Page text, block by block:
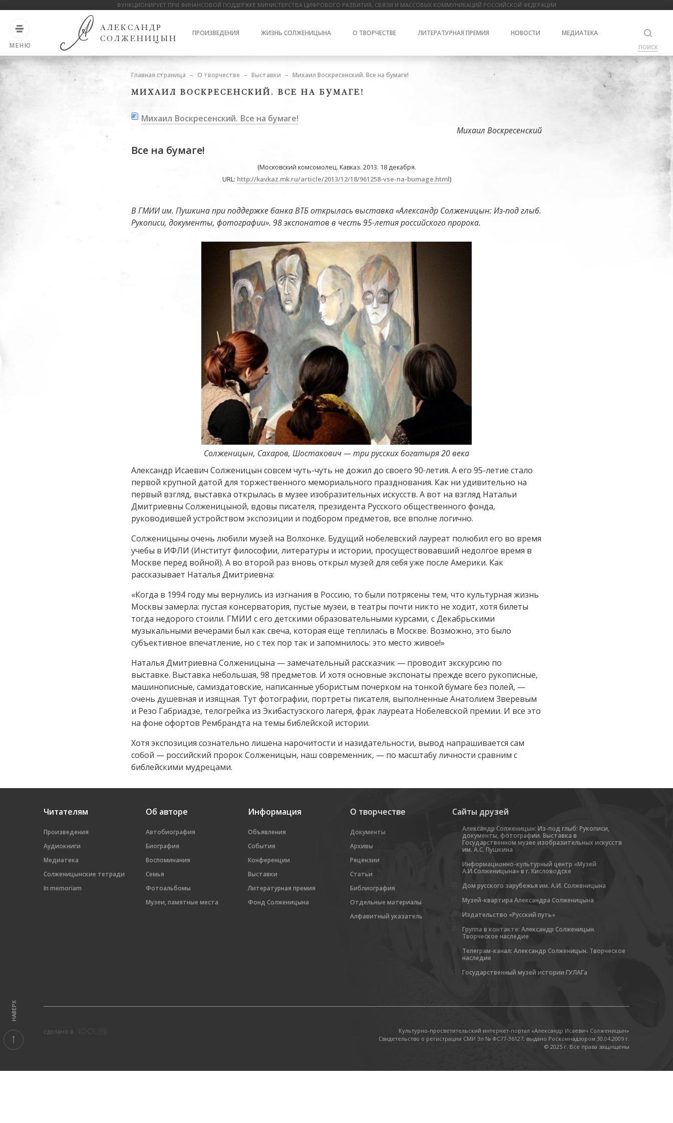
МЕНЮ
ФУНКЦИОНИРУЕТ ПРИ ФИНАНСОВОЙ ПОДДЕРЖКЕ МИНИСТЕРСТВА ЦИФРОВОГО РАЗВИТИЯ, СВЯЗИ И МАССОВЫХ КОММУНИКАЦИЙ РОССИЙСКОЙ ФЕДЕРАЦИИ
АЛЕКСАНДР
СОЛЖЕНИЦЫН
ПРОИЗВЕДЕНИЯ ЖИЗНЬ СОЛЖЕНИЦЫНА О ТВОРЧЕСТВЕ ЛИТЕРАТУРНАЯ ПРЕМИЯ НОВОСТИ МЕДИАТЕКА
ПОИСК
Главная страница О творчестве Выставки Михаил Воскресенский. Все на бумаге!
МИХАИЛ ВОСКРЕСЕНСКИЙ. ВСЕ НА БУМАГЕ!
Михаил Воскресенский. Все на бумаге!
Михаил Воскресенский
Все на бумаге!
(Московский комсомолец. Кавказ. 2013. 18 декабря.
URL: http://kavkaz.mk.ru/article/2013/12/18/961258-vse-na-bumage.html)
В ГМИИ им. Пушкина при поддержке банка ВТБ открылась выставка «Александр Солженицын: Из-под глыб.
Рукописи, документы, фотографии». 98 экспонатов в честь 95‑летия российского пророка.
Солженицын, Сахаров, Шостакович — три русских богатыря 20 века
Александр Исаевич Солженицын совсем чуть-чуть не дожил до своего 90‑летия. А его 95-летие стало
первой крупной датой для торжественного мемориального празднования. Как ни удивительно на
первый взгляд, выставка открылась в музее изобразительных искусств. А вот на взгляд Натальи
Дмитриевны Солженицыной, вдовы писателя, президента Русского общественного фонда,
руководившей устройством экспозиции и подбором предметов, все вполне логично.
Солженицыны очень любили музей на Волхонке. Будущий нобелевский лауреат полюбил его во время
учебы в ИФЛИ (Институт философии, литературы и истории, просуществовавший недолгое время в
Москве перед войной). А во второй раз вновь открыл музей для себя уже после Америки. Как
рассказывает Наталья Дмитриевна:
«Когда в 1994 году мы вернулись из изгнания в Россию, то были потрясены тем, что культурная жизнь
Москвы замерла: пустая консерватория, пустые музеи, в театры почти никто не ходит, хотя билеты
тогда недорого стоили. ГМИИ с его детскими образовательными курсами, с Декабрьскими
музыкальными вечерами был как свеча, которая еще теплилась в Москве. Возможно, это было
субъективное впечатление, но с тех пор так и запомнилось: это место живое!»
Наталья Дмитриевна Солженицына — замечательный рассказчик — проводит экскурсию по
выставке. Выставка небольшая, 98 предметов. И хотя основные экспонаты прежде всего рукописные,
машинописные, самиздатовские, написанные убористым почерком на тонкой бумаге без полей, —
очень душевная и изящная. Тут фотографии, портреты писателя, выполненные Анатолием Зверевым
и Резо Габриадзе, телогрейка из Экибастузского лагеря, фрак лауреата Нобелевской премии. И все это
на фоне офортов Рембрандта на темы библейской истории.
Хотя экспозиция сознательно лишена нарочитости и назидательности, вывод напрашивается сам
собой — российский пророк Солженицын, наш современник, — по масштабу личности сравним с
библейскими мудрецами.
Читателям
Произведения
Аудиокниги
Медиатека
Солженицынские тетради
In memoriam
Об авторе
Автобиография
Биография
Воспоминания
Семья
Фотоальбомы
Музеи, памятные места
Информация
Объявления
События
Конференции
Выставки
Литературная премия
Фонд Солженицына
О творчестве
Документы
Архивы
Рецензии
Статьи
Библиография
Отдельные материалы
Алфавитный указатель
Сайты друзей
Александр Солженицын: Из-под глыб: Рукописи,
документы, фотографии. Выставка в
Государственном музее изобразительных искусств
им. А.С. Пушкина
Информационно-культурный центр «Музей
А.И.Солженицына» в г. Кисловодске
Дом русского зарубежья им. А.И. Солженицына
Музей-квартира Александра Солженицына
Издательство «Русский путь»
Группа в контакте: Александр Солженицын.
Творческое наследие
Телеграм-канал: Александр Солженицын. Творческое
наследие
Государственный музей истории ГУЛАГа
cделано в
Культурно-просветительский интернет-портал «Александр Исаевич Солженицын»
Свидетельство о регистрации СМИ Эл № ФС77-36127, выдано Роскомнадзором 30.04.2009 г.
© 2025 г. Все права защищены
НАВЕРХ